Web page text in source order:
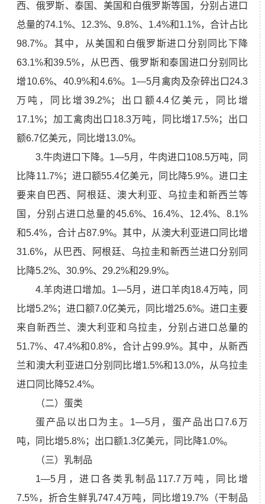
西、俄罗斯、泰国、美国和白俄罗斯等国，分别占进口
总量的74.1%、12.3%、9.8%、1.4%和1.1%，合计占比
98.7%。其中，从美国和白俄罗斯进口分别同比下降
63.1%和39.5%，从巴西、俄罗斯和泰国进口分别同比
增10.6%、40.9%和4.6%。1—5月禽肉及杂碎出口24.3
万吨，同比增39.2%；出口额4.4亿美元，同比增
17.1%；加工禽肉出口18.3万吨，同比增17.5%；出口
额6.7亿美元，同比增13.0%。
3.牛肉进口下降。1—5月，牛肉进口108.5万吨，同
比降11.7%；进口额55.4亿美元，同比降5.9%。进口主
要来自巴西、阿根廷、澳大利亚、乌拉圭和新西兰等
国，分别占进口总量的45.6%、16.4%、12.4%、8.1%
和5.4%，合计占87.9%。其中，从澳大利亚进口同比增
31.6%，从巴西、阿根廷、乌拉圭和新西兰进口分别同
比降5.2%、30.9%、29.2%和29.9%。
4.羊肉进口增加。1—5月，进口羊肉18.4万吨，同
比增5.2%；进口额7.0亿美元，同比增25.6%。进口主要
来自新西兰、澳大利亚和乌拉圭，分别占进口总量的
51.7%、47.4%和0.8%，合计占99.9%。其中，从新西
兰和澳大利亚进口分别同比增1.5%和13.0%，从乌拉圭
进口同比降52.4%。
（二）蛋类
蛋产品以出口为主。1—5月，蛋产品出口7.6万
吨，同比增5.8%；出口额1.3亿美元，同比降1.0%。
（三）乳制品
1—5月，进口各类乳制品117.7万吨，同比增
7.5%，折合生鲜乳747.4万吨，同比增19.7%（干制品